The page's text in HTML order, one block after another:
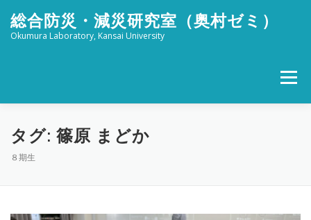
キ
総合防災・減災研究室（奥村ゼミ）
Okumura Laboratory, Kansai University
メニュー
ホーム メンバー 研究活動
タグ: 篠原 まどか
８期生